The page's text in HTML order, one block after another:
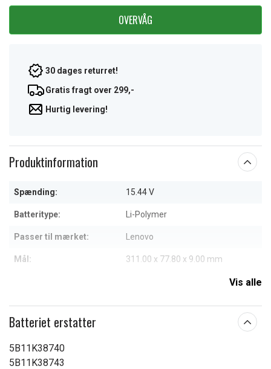
OVERVÅG
30 dages returret!
Gratis fragt over 299,-
Hurtig levering!
Produktinformation
Spænding: 15.44 V
Batteritype: Li-Polymer
Passer til mærket: Lenovo
Mål: 311.00 x 77.80 x 9.00 mm
Vis alle
Batteriet erstatter
5B11K38740
5B11K38743